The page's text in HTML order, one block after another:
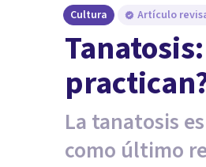
Cultura Artículo
La tanatosis
como último